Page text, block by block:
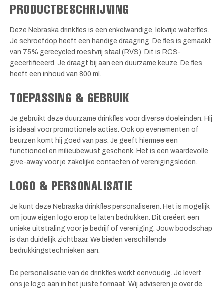
PRODUCTBESCHRIJVING
Deze Nebraska drinkfles is een enkelwandige, lekvrije waterfles.
Je schroefdop heeft een handige draagring. De fles is gemaakt
van 75% gerecycled roestvrij staal (RVS). Dit is RCS-
gecertificeerd. Je draagt bij aan een duurzame keuze. De fles
heeft een inhoud van 800 ml.
TOEPASSING & GEBRUIK
Je gebruikt deze duurzame drinkfles voor diverse doeleinden. Hij
is ideaal voor promotionele acties. Ook op evenementen of
beurzen komt hij goed van pas. Je geeft hiermee een
functioneel en milieubewust geschenk. Het is een waardevolle
give-away voor je zakelijke contacten of verenigingsleden.
LOGO & PERSONALISATIE
Je kunt deze Nebraska drinkfles personaliseren. Het is mogelijk
om jouw eigen logo erop te laten bedrukken. Dit creëert een
unieke uitstraling voor je bedrijf of vereniging. Jouw boodschap
is dan duidelijk zichtbaar. We bieden verschillende
bedrukkingstechnieken aan.
De personalisatie van de drinkfles werkt eenvoudig. Je levert
ons je logo aan in het juiste formaat. Wij adviseren je over de